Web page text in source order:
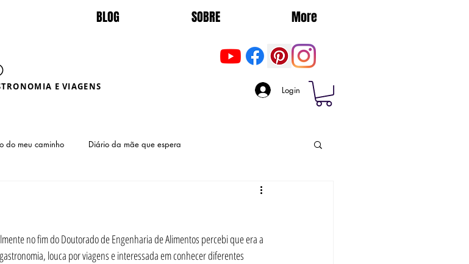
BLOG SOBRE More
E VIAGENS Login
do meu caminho Diário da mãe que espera
no fim do Doutorado de Engenharia de Alimentos percebi que era a
louca por viagens e interessada em conhecer diferentes